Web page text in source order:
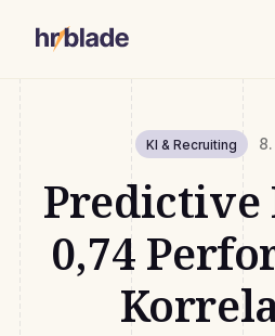
KI & Recruiting
Predictive
0,74